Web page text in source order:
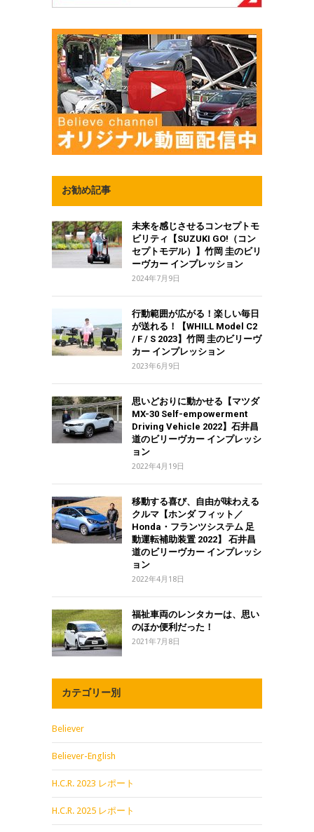
お勧め記事
未来を感じさせるコンセプトモ
ビリティ【SUZUKI GO!（コン
セプトモデル）】竹岡 圭のビリ
ーヴカー インプレッション
2024年7月9日
行動範囲が広がる！楽しい毎日
が送れる！【WHILL Model C2
/ F / S 2023】竹岡 圭のビリーヴ
カー インプレッション
2023年6月9日
思いどおりに動かせる【マツダ
MX-30 Self-empowerment
Driving Vehicle 2022】石井昌
道のビリーヴカー インプレッシ
ョン
2022年4月19日
移動する喜び、自由が味わえる
クルマ【ホンダ フィット／
Honda・フランツシステム 足
動運転補助装置 2022】 石井昌
道のビリーヴカー インプレッシ
ョン
2022年4月18日
福祉車両のレンタカーは、思い
のほか便利だった！
2021年7月8日
カテゴリー別
Believer
Believer-English
H.C.R. 2023 レポート
H.C.R. 2025 レポート